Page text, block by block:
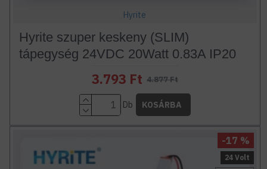
Hyrite
Hyrite szuper keskeny (SLIM)
tápegység 24VDC 20Watt 0.83A IP20
3.793 Ft 4.877 Ft
Db KOSÁRBA
24 Volt
-17 %